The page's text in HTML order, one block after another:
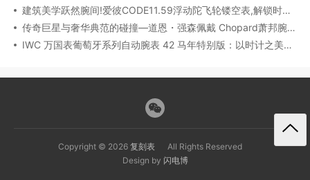
建筑美学跃然腕间!爱彼CODE11.59浮动陀飞轮镂空表,解锁时间律动新形态
传奇巨星与奢华典范的碰撞—道恩・强森佩戴 Chopard萧邦腕表珠宝亮相威尼斯电影节
IWC 万国表葡萄牙系列自动腕表 42 马年特别版：以时计之美，致敬农历新年​
Copyright © 2026 复刻表
All Rights Reserved
Design by 闪电博